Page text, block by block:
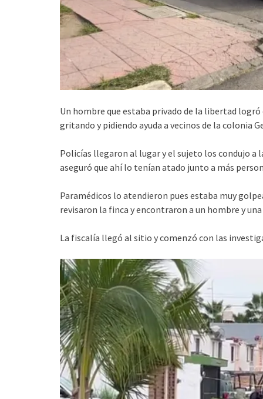
Un hombre que estaba privado de la libertad
gritando y pidiendo ayuda a vecinos de la colonia
Policías llegaron al lugar y el sujeto los condujo a
aseguró que ahí lo tenían atado junto a más
Paramédicos lo atendieron pues estaba muy
revisaron la finca y encontraron a un hombre y
La fiscalía llegó al sitio y comenzó con las